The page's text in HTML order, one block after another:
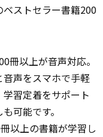
ストセラー書籍200
冊以上が音声対応。
音声をスマホで手軽
習定着をサポート
可能です。
以上の書籍が学習し